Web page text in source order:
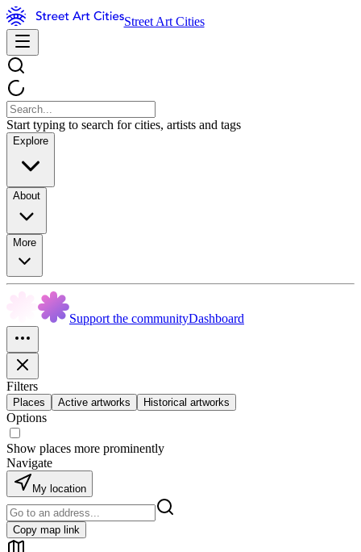
Street Art Cities
Start typing to search for cities, artists and tags
Explore
About
More
Support the communityDashboard
Filters
Places Active artworks Historical artworks
Options
Show places more prominently
Navigate
My location
Copy map link